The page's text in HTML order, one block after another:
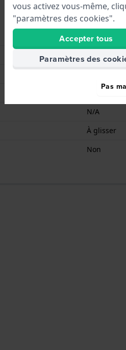
Textile
23 mm
Crochet
N/A
À glisser
Non
vous activez vous-même,
"paramètres des cookies".
Accepter tous
Paramètres des
Pas